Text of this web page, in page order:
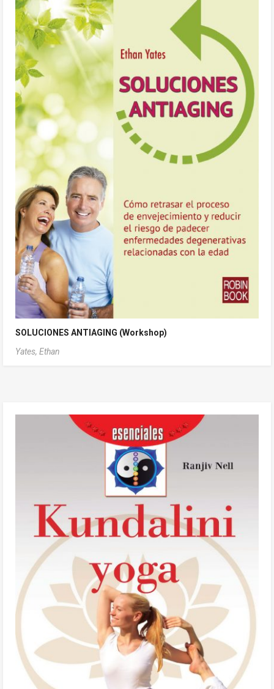
SOLUCIONES ANTIAGING (Workshop)
Yates, Ethan